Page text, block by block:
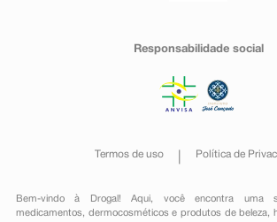
Responsabilidade social
Termos de uso Política de
Bem-vindo à Drogal! Aqui, você encontra uma
medicamentos , dermocosméticos e produtos de beleza,